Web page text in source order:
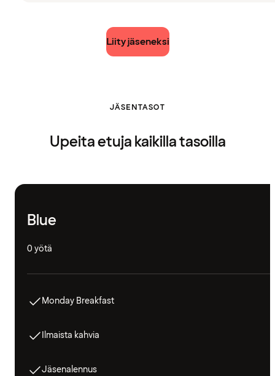
Liity jäseneksi
JÄSENTASOT
Upeita etuja kaikilla tasoilla
Blue
0 yötä
Monday Breakfast
Ilmaista kahvia
Jäsenalennus